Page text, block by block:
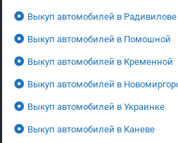
Выкуп автомобилей в Радивилове
Выкуп автомобилей в Помошной
Выкуп автомобилей в Кременной
Выкуп автомобилей в
Выкуп автомобилей в Украинке
Выкуп автомобилей в Каневе